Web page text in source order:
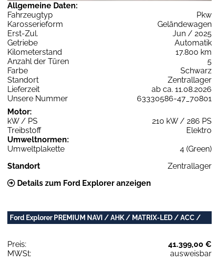
Allgemeine Daten:
Fahrzeugtyp
Pkw
Karosserieform
Geländewagen
Erst-Zul.
Jun / 2025
Getriebe
Automatik
Kilometerstand
17.800 km
Anzahl der Türen
5
Farbe
Schwarz
Standort
Zentrallager
Lieferzeit
ab ca. 11.08.2026
Unsere Nummer
63330586-47_70801
Motor:
kW / PS
210 kW / 286 PS
Treibstoff
Elektro
Umweltnormen:
Umweltplakette
4 (Green)
Standort
Zentrallager
Details zum Ford Explorer anzeigen
Ford Explorer PREMIUM NAVI / AHK / MATRIX-LED / ACC /
Preis:
41.399,00 €
MWSt:
ausweisbar